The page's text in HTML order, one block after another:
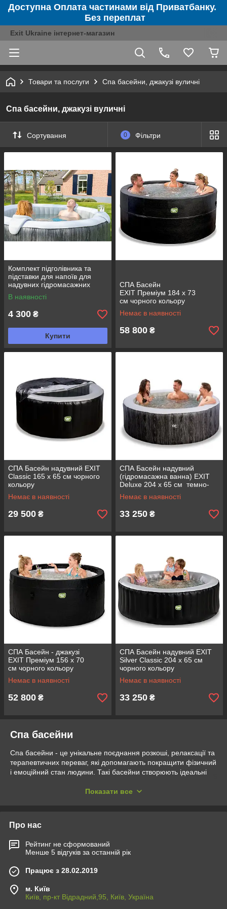
Доступна Оплата частинами від Приватбанку.
Без переплат
Exit Ukraine інтернет-магазин
Товари та послуги Спа басейни, джакузі вуличні
Спа басейни, джакузі вуличні
Сортування 0 Фільтри
Комплект підголівника та
підставки для напоїв для
надувних гідромасажних
ванн
В наявності
4 300 ₴
Купити
СПА Басейн
EXIT Преміум 184 x 73
см чорного кольору
Немає в наявності
58 800 ₴
СПА Басейн надувний EXIT
Classic 165 x 65 см чорного
кольору
Немає в наявності
29 500 ₴
СПА Басейн надувний
(гідромасажна ванна) EXIT
Deluxe 204 x 65 см темно-
сірого кольору
Немає в наявності
33 250 ₴
СПА Басейн - джакузі
EXIT Преміум 156 x 70
см чорного кольору
Немає в наявності
52 800 ₴
СПА Басейн надувний EXIT
Silver Classic 204 x 65 см
чорного кольору
Немає в наявності
33 250 ₴
Спа басейни
Спа басейни - це унікальне поєднання розкоші, релаксації та
терапевтичних переваг, які допомагають покращити фізичний
і емоційний стан людини. Такі басейни створюють ідеальні
поєднанні з гідромасажем, температурними контрастами та
Основна мета використання басейнів для спа - це
басейни сприяють покращенню кровообігу, стимуляції обміну
речовин, зменшенню напруги у м’язах та зниженню рівня
оздоровлення у комфортних умовах, не виходячи з дому або
Спа басейни різняться за призначенням, дизайном та
Показати все
Про нас
Рейтинг не сформований
Менше 5 відгуків за останній рік
Працює з 28.02.2019
м. Київ
Київ, пр-кт Відрадний,95, Київ, Україна